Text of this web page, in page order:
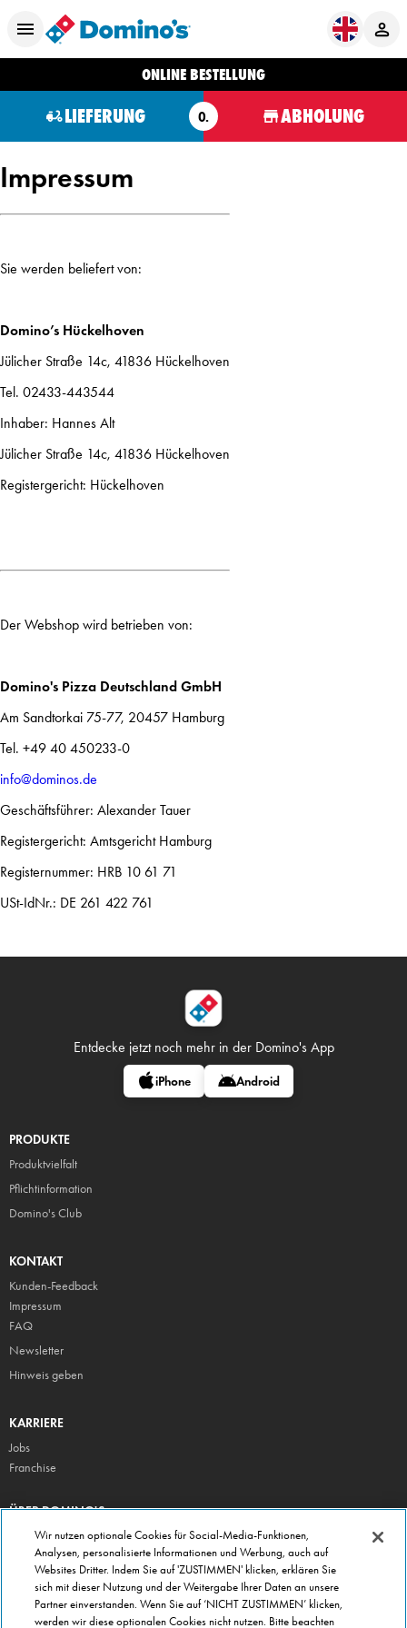
ONLINE BESTELLUNG
LIEFERUNG O. ABHOLUNG
Impressum
Sie werden beliefert von:
Domino’s Hückelhoven
Jülicher Straße 14c, 41836 Hückelhoven
Tel. 02433-443544
Inhaber: Hannes Alt
Jülicher Straße 14c, 41836 Hückelhoven
Registergericht: Hückelhoven
Der Webshop wird betrieben von:
Domino's Pizza Deutschland GmbH
Am Sandtorkai 75-77, 20457 Hamburg
Tel. +49 40 450233-0
info@dominos.de
Geschäftsführer: Alexander Tauer
Registergericht: Amtsgericht Hamburg
Registernummer: HRB 10 61 71
USt-IdNr.: DE 261 422 761
Entdecke jetzt noch mehr in der Domino's App
iPhone Android
PRODUKTE
Produktvielfalt
Pflichtinformation
Domino's Club
KONTAKT
Kunden-Feedback
Impressum
FAQ
Newsletter
Hinweis geben
KARRIERE
Jobs
Franchise
ÜBER DOMINO'S
Storesuche
Presse
Domino's App
Unternehmen
Wir nutzen optionale Cookies für Social-Media-Funktionen,
Analysen, personalisierte Informationen und Werbung, auch auf
Websites Dritter. Indem Sie auf 'ZUSTIMMEN' klicken, erklären Sie
sich mit dieser Nutzung und der Weitergabe Ihrer Daten an unsere
Partner einverstanden. Wenn Sie auf ‘NICHT ZUSTIMMEN’ klicken,
werden wir diese optionalen Cookies nicht nutzen. Bitte beachten